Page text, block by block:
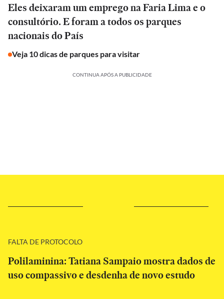
Eles deixaram um emprego na Faria Lima e o
consultório. E foram a todos os parques
nacionais do País
Veja 10 dicas de parques para visitar
CONTINUA APÓS A PUBLICIDADE
FALTA DE PROTOCOLO
Polilaminina: Tatiana Sampaio mostra dados de
uso compassivo e desdenha de novo estudo